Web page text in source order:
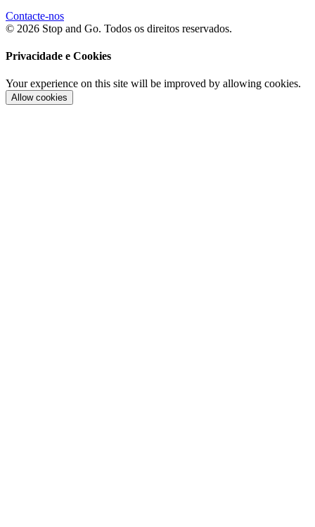
Contacte-nos
© 2026 Stop and Go. Todos os direitos reservados.
Privacidade e Cookies
Your experience on this site will be improved by allowing cookies.
Allow cookies